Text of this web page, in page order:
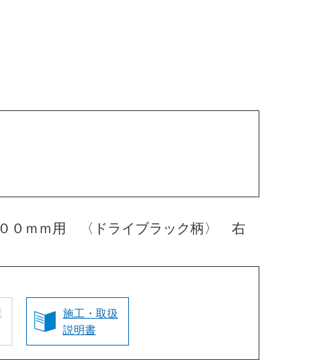
０ｍｍ用 〈ドライブラック柄〉 右
施工・取扱
説明書